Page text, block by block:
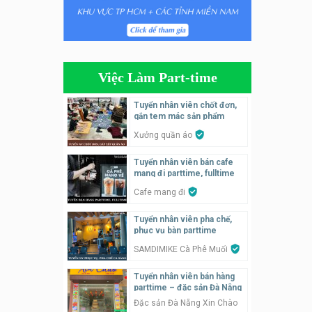
Tuyển nhân viên tiếp thực,
phục vụ bàn
– hỗ trợ ăn ở
Quán bánh đa cua
parttime
Tuyển nhân viên bán hàng
parttime
Húp Tea
Tuyển nhân viên pha chế
tiệm trà sữa
TRÀ SỮA THÁI LAN
Việc Làm Part-time
Tuyển nhân viên chốt đơn,
gắn tem mác sản phẩm
Xưởng quần áo
Tuyển nhân viên bán cafe
mang đi parttime, fulltime
Cafe mang đi
Tuyển nhân viên pha chế,
phục vụ bàn parttime
SAMDIMIKE Cà Phê Muối
Tuyển nhân viên bán hàng
parttime – đặc sản Đà Nẵng
Đặc sản Đà Nẵng Xin Chào